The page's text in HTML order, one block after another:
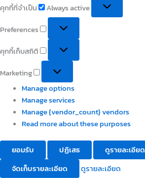
คุกกี้ที่จำเป็น
Always active
Preferences
คุกกี้เก็บสถิติ
Marketing
Manage options
Manage services
Manage {vendor_count} vendors
Read more about these purposes
ยอมรับ ปฏิเสธ
ดูรายละเอียด
จัดเก็บรายละเอียด
ดูรายละเอียด